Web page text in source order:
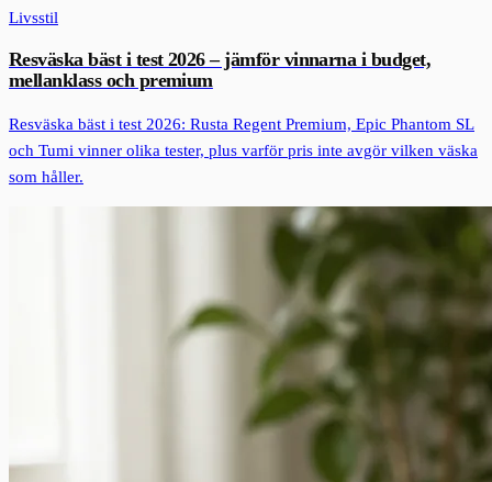
Livsstil
Resväska bäst i test 2026 – jämför vinnarna i budget,
mellanklass och premium
Resväska bäst i test 2026: Rusta Regent Premium, Epic Phantom SL
och Tumi vinner olika tester, plus varför pris inte avgör vilken väska
som håller.